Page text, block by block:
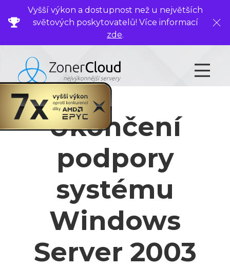
Vyšší výkon a dostupnost než u největších
světových poskytovatelů! Více informací
zde.
Ukončení
podpory
systému
Windows
Server 2003